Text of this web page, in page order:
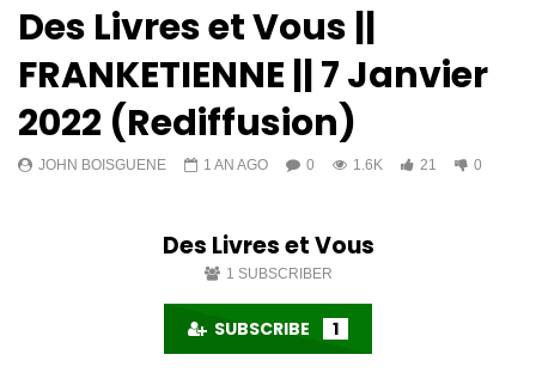
Des Livres et Vous ||
FRANKETIENNE || 7 Janvier
2022 (Rediffusion)
JOHN BOISGUENE 1 AN AGO 0 1.6K 21 0
Des Livres et Vous
1 SUBSCRIBER
SUBSCRIBE 1